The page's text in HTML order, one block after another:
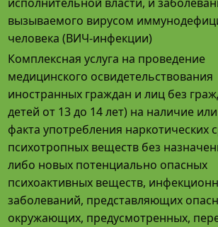
вызываемого вирусом
человека (ВИЧ-инфекции)
Комплексная услуга на проведение
медицинского освидетельствования
иностранных граждан и лиц без
детей от 13 до 14 лет) на наличие
факта употребления наркотических
психотропных веществ без
либо новых потенциально опасных
психоактивных веществ,
заболеваний, представляющих
окружающих, предусмотренных,